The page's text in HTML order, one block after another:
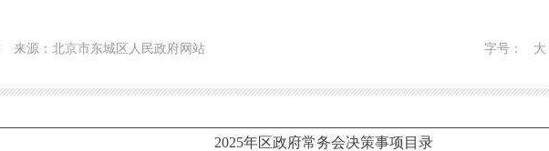
来源：北京市东城区人民政府网站 字号： 大
2025年区政府常务会决策事项目录